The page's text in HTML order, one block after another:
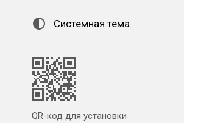
Системная тема
QR-код для установки